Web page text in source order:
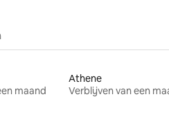
maand
Athene
Verblijven van een